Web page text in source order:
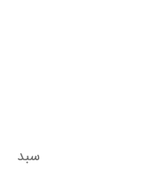
سبد